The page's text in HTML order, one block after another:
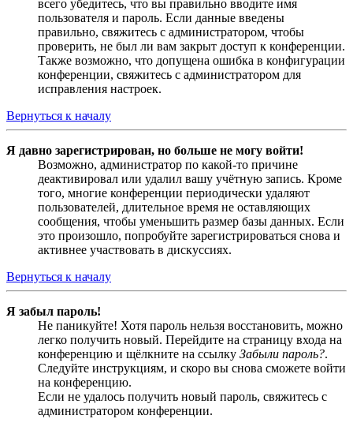
всего убедитесь, что вы правильно вводите имя
пользователя и пароль. Если данные введены
правильно, свяжитесь с администратором, чтобы
проверить, не был ли вам закрыт доступ к конференции.
Также возможно, что допущена ошибка в конфигурации
конференции, свяжитесь с администратором для
исправления настроек.
Вернуться к началу
Я давно зарегистрирован, но больше не могу войти!
Возможно, администратор по какой-то причине
деактивировал или удалил вашу учётную запись. Кроме
того, многие конференции периодически удаляют
пользователей, длительное время не оставляющих
сообщения, чтобы уменьшить размер базы данных. Если
это произошло, попробуйте зарегистрироваться снова и
активнее участвовать в дискуссиях.
Вернуться к началу
Я забыл пароль!
Не паникуйте! Хотя пароль нельзя восстановить, можно
легко получить новый. Перейдите на страницу входа на
конференцию и щёлкните на ссылку Забыли пароль?.
Следуйте инструкциям, и скоро вы снова сможете войти
на конференцию.
Если не удалось получить новый пароль, свяжитесь с
администратором конференции.